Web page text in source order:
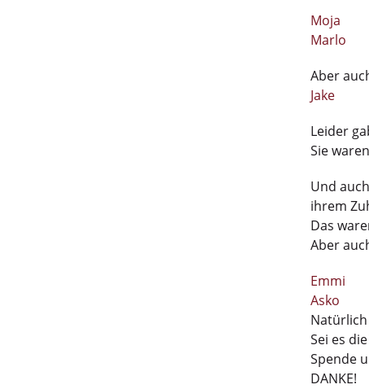
Moja
Marlo
Aber
Jake
Leider
Sie
Und
ihrem
Das
Aber
Emmi
Asko
Sei es
Spende
DANKE!